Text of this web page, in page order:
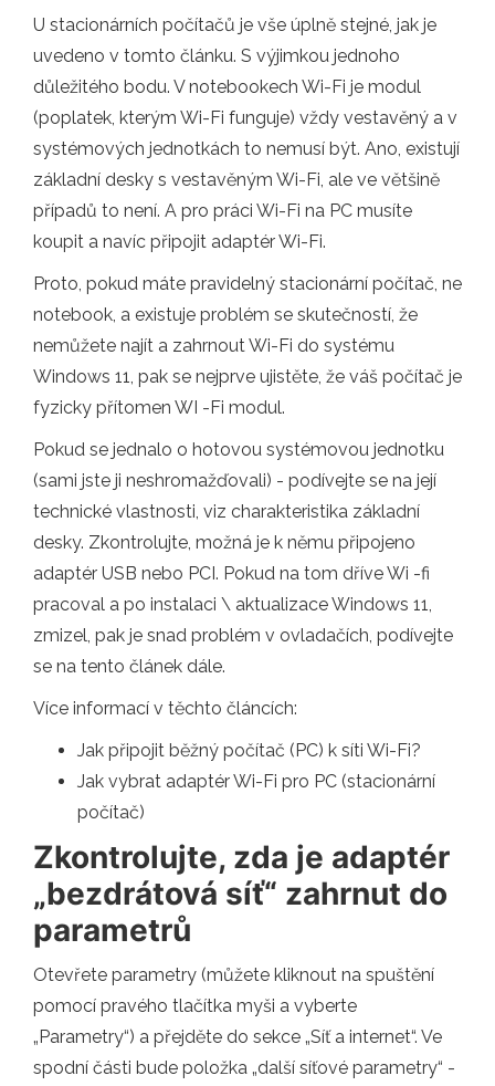
U stacionárních počítačů je vše úplně stejné, jak je
uvedeno v tomto článku. S výjimkou jednoho
důležitého bodu. V notebookech Wi-Fi je modul
(poplatek, kterým Wi-Fi funguje) vždy vestavěný a v
systémových jednotkách to nemusí být. Ano, existují
základní desky s vestavěným Wi-Fi, ale ve většině
případů to není. A pro práci Wi-Fi na PC musíte
koupit a navíc připojit adaptér Wi-Fi.
Proto, pokud máte pravidelný stacionární počítač, ne
notebook, a existuje problém se skutečností, že
nemůžete najít a zahrnout Wi-Fi do systému
Windows 11, pak se nejprve ujistěte, že váš počítač je
fyzicky přítomen WI -Fi modul.
Pokud se jednalo o hotovou systémovou jednotku
(sami jste ji neshromažďovali) - podívejte se na její
technické vlastnosti, viz charakteristika základní
desky. Zkontrolujte, možná je k němu připojeno
adaptér USB nebo PCI. Pokud na tom dříve Wi -fi
pracoval a po instalaci \ aktualizace Windows 11,
zmizel, pak je snad problém v ovladačích, podívejte
se na tento článek dále.
Více informací v těchto článcích:
Jak připojit běžný počítač (PC) k síti Wi-Fi?
Jak vybrat adaptér Wi-Fi pro PC (stacionární
počítač)
Zkontrolujte, zda je adaptér
„bezdrátová síť“ zahrnut do
parametrů
Otevřete parametry (můžete kliknout na spuštění
pomocí pravého tlačítka myši a vyberte
„Parametry“) a přejděte do sekce „Síť a internet“. Ve
spodní části bude položka „další síťové parametry“ -